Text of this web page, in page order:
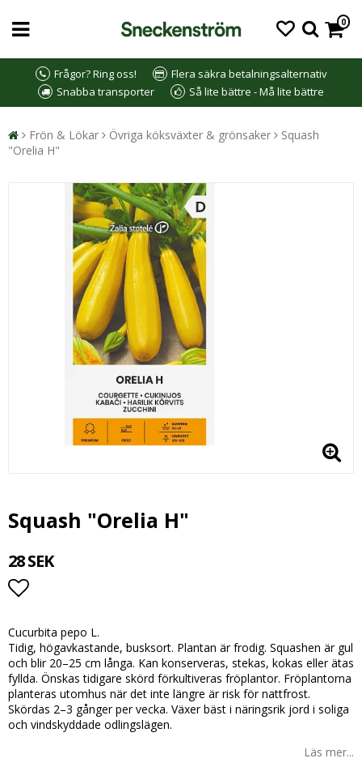
0
Frågor? Ring oss!
Flera säkra betalningsalternativ
Snabba transporter
Så lite bättre - Må lite bättre
Frön & Lökar Övriga köksväxter & grönsaker
Squash
"Orelia H"
Squash "Orelia H"
28 SEK
Cucurbita pepo L.
Tidig, högavkastande, busksort. Plantan är frodig. Squashen är gul
och blir 20–25 cm långa. Kan konserveras, stekas, kokas eller ätas
fyllda. Önskas tidigare skörd förkultiveras fröplantor. Fröplantorna
planteras utomhus när det inte längre är risk för nattfrost.
Skördas 2–3 gånger per vecka. Växer bäst i näringsrik jord i soliga
och vindskyddade odlingslägen.
Läs mer...